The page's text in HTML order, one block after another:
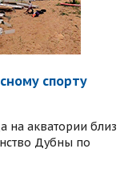
спорту
на акватории близ
Дубны по